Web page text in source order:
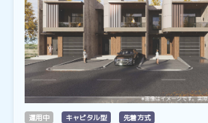
運用中 キャピタル型 先着方式